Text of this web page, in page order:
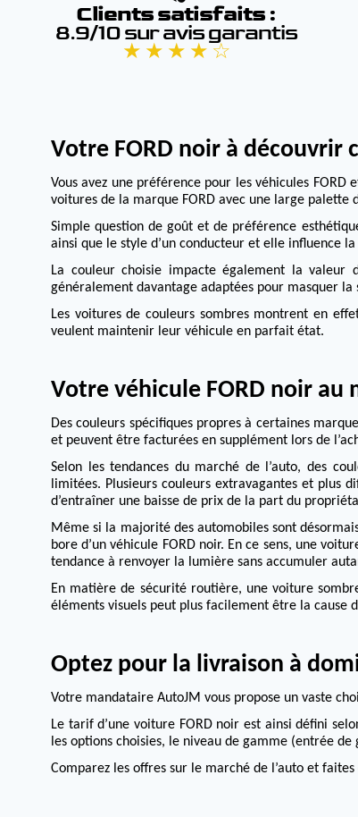
Clients satisfaits :
8.9/10 sur avis garantis
★ ★ ★ ★ ☆
Votre FORD noir à découvrir
Vous avez une préférence pour les véhicules
voitures de la marque FORD avec une large palette
Simple question de goût et de préférence
ainsi que le style d’un conducteur et elle influence
La couleur choisie impacte également la valeur
généralement davantage adaptées pour masquer
Les voitures de couleurs sombres montrent en
veulent maintenir leur véhicule en parfait état.
Votre véhicule FORD noir au
Des couleurs spécifiques propres à certaines
et peuvent être facturées en supplément lors de
Selon les tendances du marché de l’auto, des
limitées. Plusieurs couleurs extravagantes et plus
d’entraîner une baisse de prix de la part du
Même si la majorité des automobiles sont
bore d’un véhicule FORD noir. En ce sens, une
tendance à renvoyer la lumière sans accumuler
En matière de sécurité routière, une voiture
éléments visuels peut plus facilement être la cause
Optez pour la livraison à
Votre mandataire AutoJM vous propose un vaste
Le tarif d’une voiture FORD noir est ainsi défini
les options choisies, le niveau de gamme (entrée
Comparez les offres sur le marché de l’auto et